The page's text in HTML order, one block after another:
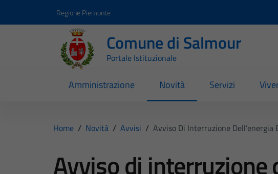
Regione Piemonte
Comune di Salmour
Portale Istituzionale
Amministrazione Novità Servizi
Home / Novità / Avvisi / Avviso Di Interruzione
Avviso di interruzione